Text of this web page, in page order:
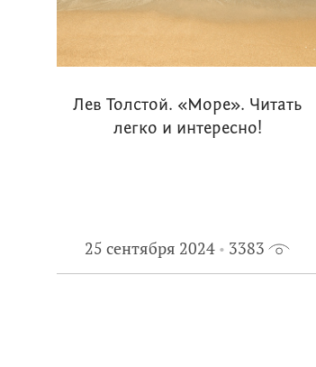
Лев Толстой. «Море». Читать
легко и интересно!
25 сентября 2024 3383